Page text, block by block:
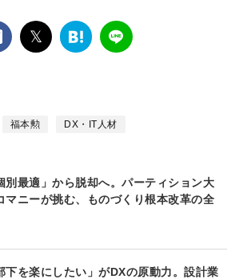
twitterは
ク
LINE
福本勲 DX・IT人材
別最適」から脱却へ。パーティション大
マニーが挑む、ものづくり根本改革の全
下を楽にしたい」がDXの原動力。設計業